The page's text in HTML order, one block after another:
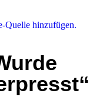
Quelle hinzufügen.